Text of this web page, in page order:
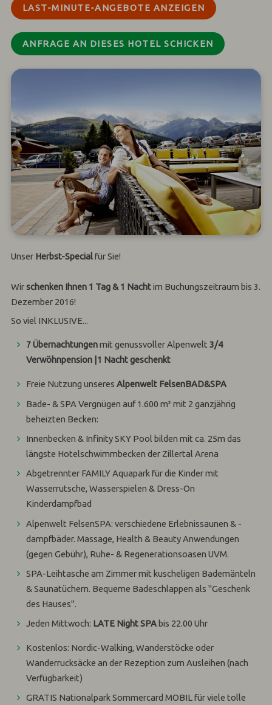
LAST-MINUTE-ANGEBOTE ANZEIGEN
ANFRAGE AN DIESES HOTEL SCHICKEN
Unser Herbst-Specialfür Sie!
Wirschenken Ihnen 1 Tag & 1 Nachtim Buchungszeitraum bis 3.
Dezember 2016!
So viel INKLUSIVE...
7 Übernachtungenmit genussvoller Alpenwelt3/4
Verwöhnpension | 1 Nacht geschenkt
Freie Nutzung unseresAlpenwelt FelsenBAD&SPA
Bade- & SPA Vergnügen auf 1.600 m² mit 2 ganzjährig
beheizten Becken:
Innenbecken & Infinity SKY Pool bilden mit ca. 25m das
längste Hotelschwimmbecken der Zillertal Arena
Abgetrennter FAMILY Aquapark für die Kinder mit
Wasserrutsche, Wasserspielen & Dress-On
Kinderdampfbad
Alpenwelt FelsenSPA: verschiedene Erlebnissaunen & -
dampfbäder. Massage, Health & Beauty Anwendungen
(gegen Gebühr), Ruhe- & Regenerationsoasen UVM.
SPA-Leihtasche am Zimmer mit kuscheligen Bademänteln
& Saunatüchern. Bequeme Badeschlappen als "Geschenk
des Hauses".
Jeden Mittwoch: LATE Night SPA bis 22.00 Uhr
Kostenlos: Nordic-Walking, Wanderstöcke oder
Wanderrucksäcke an der Rezeption zum Ausleihen (nach
Verfügbarkeit)
GRATIS Nationalpark Sommercard MOBILfür viele tolle